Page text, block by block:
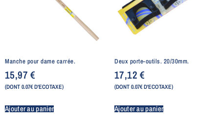
Manche pour dame carrée.
15,97€
(DONT 0.07€ D'ECOTAXE)
Ajouter au panier
Deux porte-outils. 20/30mm.
17,12€
(DONT 0.07€ D'ECOTAXE)
Ajouter au panier